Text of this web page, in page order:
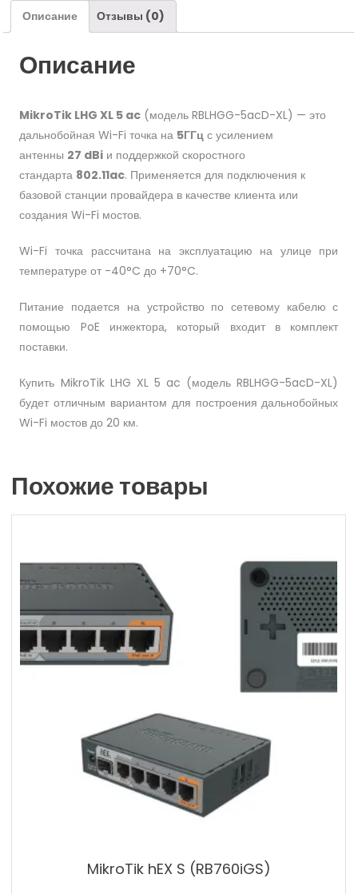
Описание Отзывы (0)
Описание
MikroTik LHG XL 5 ac (модель RBLHGG-5acD-XL) — это
дальнобойная Wi-Fi точка на 5ГГц с усилением
антенны 27 dBi и поддержкой скоростного
стандарта 802.11ac. Применяется для подключения к
базовой станции провайдера в качестве клиента или
создания Wi-Fi мостов.
Wi-Fi точка рассчитана на эксплуатацию на улице при
температуре от -40°C до +70°C.
Питание подается на устройство по сетевому кабелю с
помощью PoE инжектора, который входит в комплект
поставки.
Купить MikroTik LHG XL 5 ac (модель RBLHGG-5acD-XL)
будет отличным вариантом для построения дальнобойных
Wi-Fi мостов до 20 км.
Похожие товары
MikroTik hEX S (RB760iGS)